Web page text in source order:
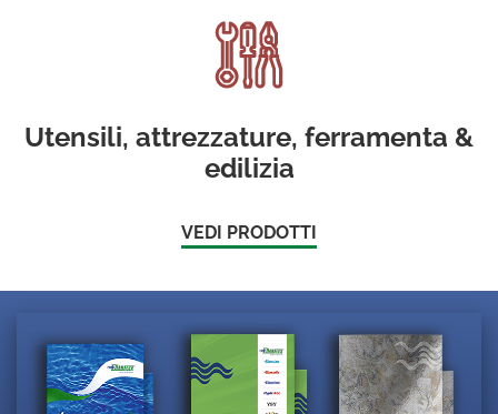
Utensili, attrezzature, ferramenta &
edilizia
VEDI PRODOTTI